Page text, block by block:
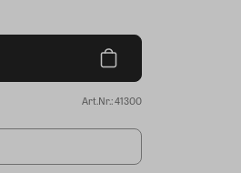
Art.Nr.: 41300